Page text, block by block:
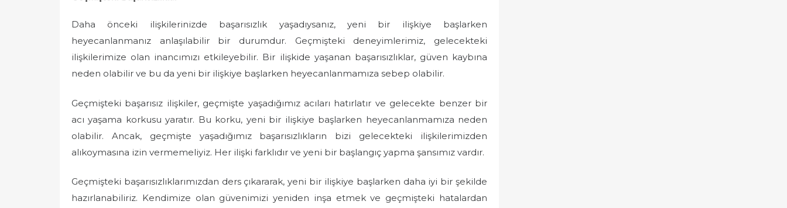
Daha önceki ilişkilerinizde başarısızlık yaşadıysanız, yeni bir ilişkiye başlarken
heyecanlanmanız anlaşılabilir bir durumdur. Geçmişteki deneyimlerimiz, gelecekteki
ilişkilerimize olan inancımızı etkileyebilir. Bir ilişkide yaşanan başarısızlıklar, güven kaybına
neden olabilir ve bu da yeni bir ilişkiye başlarken heyecanlanmamıza sebep olabilir.
Geçmişteki başarısız ilişkiler, geçmişte yaşadığımız acıları hatırlatır ve gelecekte benzer bir
acı yaşama korkusu yaratır. Bu korku, yeni bir ilişkiye başlarken heyecanlanmamıza neden
olabilir. Ancak, geçmişte yaşadığımız başarısızlıkların bizi gelecekteki ilişkilerimizden
alıkoymasına izin vermemeliyiz. Her ilişki farklıdır ve yeni bir başlangıç yapma şansımız vardır.
Geçmişteki başarısızlıklarımızdan ders çıkararak, yeni bir ilişkiye başlarken daha iyi bir şekilde
hazırlanabiliriz. Kendimize olan güvenimizi yeniden inşa etmek ve geçmişteki hatalardan